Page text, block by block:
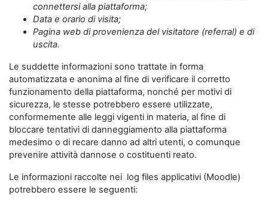
connettersi alla piattaforma;
Data e orario di visita;
Pagina web di provenienza del visitatore (referral) e di
uscita.
Le suddette informazioni sono trattate in forma
automatizzata e anonima al fine di verificare il corretto
funzionamento della piattaforma, nonché per motivi di
sicurezza, le stesse potrebbero essere utilizzate,
conformemente alle leggi vigenti in materia, al fine di
bloccare tentativi di danneggiamento alla piattaforma
medesimo o di recare danno ad altri utenti, o comunque
prevenire attività dannose o costituenti reato.
Le informazioni raccolte nei log files applicativi (Moodle)
potrebbero essere le seguenti: